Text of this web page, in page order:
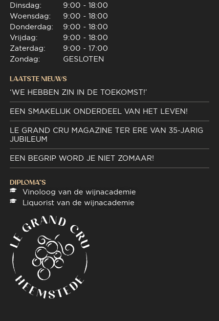
Dinsdag:
Woensdag:
Donderdag:
Vrijdag:
Zaterdag:
Zondag:
9:00 - 18:00
9:00 - 18:00
9:00 - 18:00
9:00 - 18:00
9:00 - 17:00
GESLOTEN
LAATSTE NIEUWS
‘WE HEBBEN ZIN IN DE TOEKOMST!’
EEN SMAKELIJK ONDERDEEL VAN HET LEVEN!
LE GRAND CRU MAGAZINE TER ERE VAN 35-JARIG
JUBILEUM
EEN BEGRIP WORD JE NIET ZOMAAR!
DIPLOMA"S
Vinoloog van de wijnacademie
Liquorist van de wijnacademie